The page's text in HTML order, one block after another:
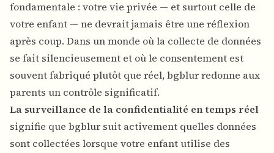
fondamentale : votre vie privée — et surtout celle de
votre enfant — ne devrait jamais être une réflexion
après coup. Dans un monde où la collecte de données
se fait silencieusement et où le consentement est
souvent fabriqué plutôt que réel, bgblur redonne aux
parents un contrôle significatif.
La surveillance de la confidentialité en temps réel
signifie que bgblur suit activement quelles données
sont collectées lorsque votre enfant utilise des